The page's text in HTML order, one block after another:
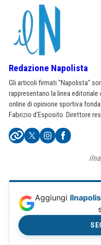
Redazione Napolista
Gli articoli firmati "Napolista"
rappresentano la linea
online di opinione sportiva
Fabrizio d'Esposito. Direttore
Aggiungi